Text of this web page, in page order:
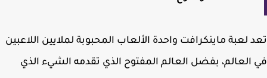
لعبة ماينكرافت واحدة الألعاب المحبوبة لملايين اللاعبين
العالم، بفضل العالم المفتوح الذي تقدمه الشيء الذي